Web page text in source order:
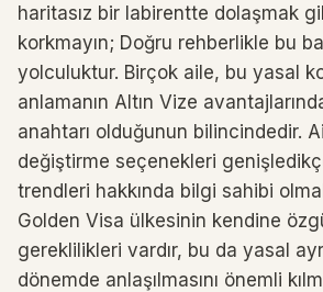
haritasız bir labirentte dolaşmak
korkmayın; Doğru rehberlikle bu
yolculuktur. Birçok aile, bu yasal
anlamanın Altın Vize
anahtarı olduğunun bilincindedir.
değiştirme seçenekleri
trendleri hakkında bilgi sahibi
Golden Visa ülkesinin kendine
gereklilikleri vardır, bu da yasal
dönemde anlaşılmasını önemli